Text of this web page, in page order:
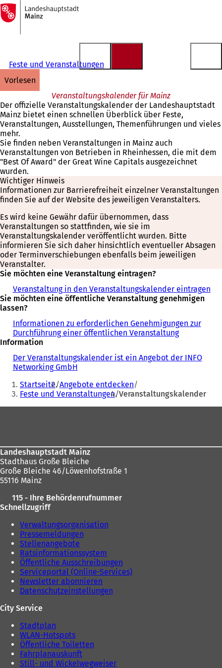
Inhalt anspringen
Zur
Startseite
Feste und Veranstaltungen
vorlesen
Veranstaltungskalender für Mainz
Der offizielle Veranstaltungskalender der Landeshauptstadt
Mainz bietet einen schnellen Überblick über Feste,
Veranstaltungen, Ausstellungen, Themenführungen und vieles
mehr.
Sie finden neben Veranstaltungen in Mainz auch
Veranstaltungen von Betrieben in Rheinhessen, die mit dem
"Best Of Award" der Great Wine Capitals ausgezeichnet
wurden.
Wichtiger Hinweis
Informationen zur Barrierefreiheit einzelner Veranstaltungen
finden Sie auf der Website des jeweiligen Veranstalters.
Es wird keine Gewähr dafür übernommen, dass
Veranstaltungen so stattfinden, wie sie im
Veranstaltungskalender veröffentlicht wurden. Bitte
informieren Sie sich daher hinsichtlich eventueller Absagen
oder Terminverschiebungen ebenfalls beim jeweiligen
Veranstalter.
Sie möchten eine Veranstaltung eintragen?
Veranstaltung in den Veranstaltungskalender eintragen
Sie möchten eine öffentliche Veranstaltung genehmigen
lassen?
Informationen zu erforderlichen Genehmigungen zur
Durchführung einer öffentlichen Veranstaltung
Information
Der Veranstaltungskalender ist ein Angebot der INFO
Networking GmbH
Sie
befinden
sich
Startseite Angebote entdecken
Feste und Veranstaltungen Veranstaltungskalender
Landeshauptstadt Mainz
Stadthaus Große Bleiche
Große Bleiche 46/Löwenhofstraße 1
55116 Mainz
115 - Ihre Behördenrufnummer
Schnellzugriff
Verwaltungsorganisation
Pressemeldungen
Stellenangebote
Ratsinformationssystem
Öffentliche Ausschreibungen
Serviceportal (Online-Services)
Newsletter abonnieren
Datenschutzeinstellungen
City Service
Stadtplan
WLAN-Hotspots
Öffentliche Toiletten
Fahrplanauskunft
Still- und Wickelwegweiser